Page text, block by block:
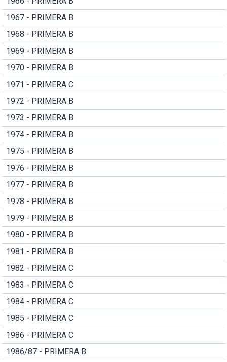
1967 - PRIMERA B
1968 - PRIMERA B
1969 - PRIMERA B
1970 - PRIMERA B
1971 - PRIMERA C
1972 - PRIMERA B
1973 - PRIMERA B
1974 - PRIMERA B
1975 - PRIMERA B
1976 - PRIMERA B
1977 - PRIMERA B
1978 - PRIMERA B
1979 - PRIMERA B
1980 - PRIMERA B
1981 - PRIMERA B
1982 - PRIMERA C
1983 - PRIMERA C
1984 - PRIMERA C
1985 - PRIMERA C
1986 - PRIMERA C
1986/87 - PRIMERA B